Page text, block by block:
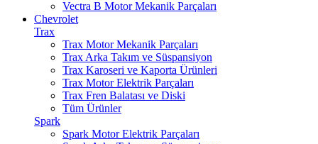
Vectra B Motor Mekanik Parçaları
Chevrolet
Trax
Trax Motor Mekanik Parçaları
Trax Arka Takım ve Süspansiyon
Trax Karoseri ve Kaporta Ürünleri
Trax Motor Elektrik Parçaları
Trax Fren Balatası ve Diski
Tüm Ürünler
Spark
Spark Motor Elektrik Parçaları